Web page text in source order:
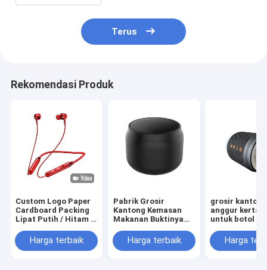
Terus
Rekomendasi Produk
Custom Logo Paper
Cardboard Packing
Lipat Putih / Hitam /
Magnetic Gift Box
dengan Ribbon
Harga terbaik
Pabrik Grosir
Kantong Kemasan
Makanan Buktinya
di Luar Penjual
Bagian Bawah
Harga terbaik
grosir kantong
anggur
untuk botol
Harga